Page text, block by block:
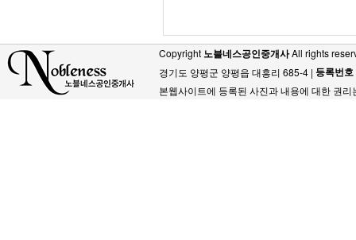
Copyright 노블네스공인중개사All rights
경기도 양평군 양평읍 대흥리 685-4 | 등록번호
본웹사이트에 등록된 사진과 내용에 대한 권